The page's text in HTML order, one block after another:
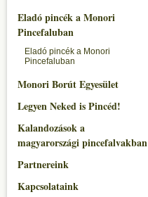
Eladó pincék a Monori
Pincefaluban
Eladó pincék a Monori
Pincefaluban
Monori Borút Egyesület
Legyen Neked is Pincéd!
Kalandozások a
magyarországi pincefalvakban
Partnereink
Kapcsolataink